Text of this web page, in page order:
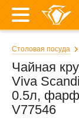
Столовая посуда
Чайная
Viva
0.5л,
V77546